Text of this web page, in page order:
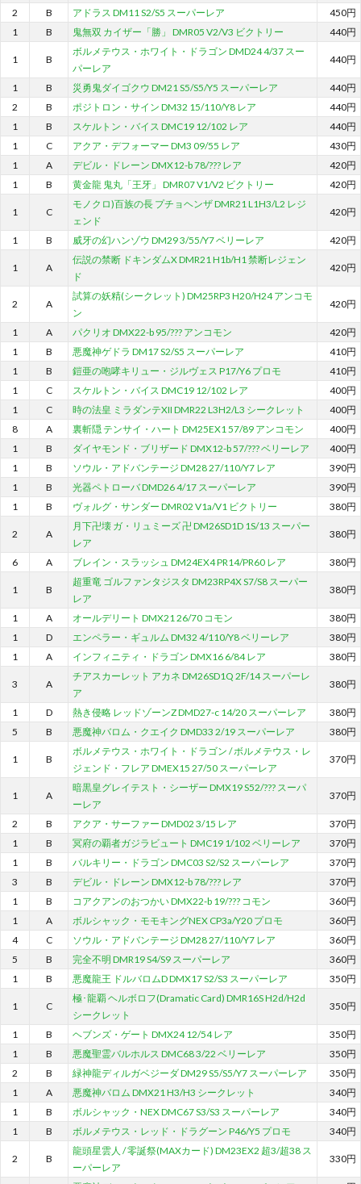
2 B アドラス DM11 S2/S5 スーパーレア
450円
1
B 鬼無双 カイザー「勝」 DMR05 V2/V3 ビクトリー 440円
1 B
ボルメテウス・ホワイト・ドラゴン DMD24 4/37 スー
パーレア
440円
1 B 災勇鬼ダイゴクウ DM21 S5/S5/Y5 スーパーレア
440円
2
B ポジトロン・サイン DM32 15/110/Y8 レア
440円
1
B スケルトン・バイス DMC19 12/102 レア
440円
1
C アクア・デフォーマー DM3 09/55 レア
430円
1
A デビル・ドレーン DMX12-b 78/??? レア
420円
1
B 黄金龍 鬼丸「王牙」 DMR07 V1/V2 ビクトリー 420円
1 C
モノクロ)百族の長 プチョヘンザ DMR21 L1H3/L2 レジ
ェンド
420円
1 B 威牙の幻ハンゾウ DM29 3/55/Y7 ベリーレア 420円
1 A
伝説の禁断 ドキンダムX DMR21 H1b/H1 禁断レジェン
ド
420円
2 A
試算の妖精(シークレット) DM25RP3 H20/H24 アンコモ
ン
420円
1 A パクリオ DMX22-b 95/??? アンコモン
420円
1
B 悪魔神ゲドラ DM17 S2/S5 スーパーレア
410円
1
B 鎧亜の咆哮キリュー・ジルヴェス P17/Y6 プロモ
410円
1
C スケルトン・バイス DMC19 12/102 レア
400円
1
C 時の法皇 ミラダンテXII DMR22 L3H2/L3 シークレット
400円
8
A 裏斬隠 テンサイ・ハート DM25EX1 57/89 アンコモン
400円
1
B ダイヤモンド・ブリザード DMX12-b 57/??? ベリーレア
400円
1
B ソウル・アドバンテージ DM28 27/110/Y7 レア
390円
1
B 光器ペトローバ DMD26 4/17 スーパーレア
390円
1
B ヴォルグ・サンダー DMR02 V1a/V1 ビクトリー 380円
2 A
月下卍壊 ガ・リュミーズ 卍 DM26SD1D 1S/13 スーパー
レア
380円
6 A ブレイン・スラッシュ DM24EX4 PR14/PR60 レア 380円
1 B
超重竜 ゴルファンタジスタ DM23RP4X S7/S8 スーパー
レア
380円
1 A オールデリート DMX21 26/70 コモン
380円
1
D エンペラー・ギュルム DM32 4/110/Y8 ベリーレア
380円
1
A インフィニティ・ドラゴン DMX16 6/84 レア 380円
3 A
チアスカーレット アカネ DM26SD1Q 2F/14 スーパーレ
ア
380円
1 D 熱き侵略 レッドゾーンZ DMD27-c 14/20 スーパーレア
380円
5
B 悪魔神バロム・クエイク DMD33 2/19 スーパーレア 380円
1 B
ボルメテウス・ホワイト・ドラゴン / ボルメテウス・レ
ジェンド・フレア DMEX15 27/50 スーパーレア
370円
1 A
暗黒皇グレイテスト・シーザー DMX19 S52/??? スーパ
ーレア
370円
2 B アクア・サーファー DMD02 3/15 レア
370円
1
B 冥府の覇者ガジラビュート DMC19 1/102 ベリーレア
370円
1
B バルキリー・ドラゴン DMC03 S2/S2 スーパーレア
370円
3
B デビル・ドレーン DMX12-b 78/??? レア
370円
1
B コアクアンのおつかい DMX22-b 19/??? コモン
360円
1
A ボルシャック・モモキングNEX CP3a/Y20 プロモ
360円
4
C ソウル・アドバンテージ DM28 27/110/Y7 レア
360円
5
B 完全不明 DMR19 S4/S9 スーパーレア
360円
1
B 悪魔龍王 ドルバロムD DMX17 S2/S3 スーパーレア 350円
1 C
極･龍覇 ヘルボロフ(Dramatic Card) DMR16S H2d/H2d
シークレット
350円
1 B ヘブンズ・ゲート DMX24 12/54 レア
350円
1
B 悪魔聖霊バルホルス DMC68 3/22 ベリーレア
350円
2
B 緑神龍ディルガベジーダ DM29 S5/S5/Y7 スーパーレア
350円
1
A 悪魔神バロム DMX21 H3/H3 シークレット
340円
1
B ボルシャック・NEX DMC67 S3/S3 スーパーレア
340円
1
B ボルメテウス・レッド・ドラグーン P46/Y5 プロモ 340円
2 B
龍頭星雲人 / 零誕祭(MAXカード) DM23EX2 超3/超38 ス
ーパーレア
330円